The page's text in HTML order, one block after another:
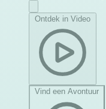
Ontdek in Video
Vind een Avontuur